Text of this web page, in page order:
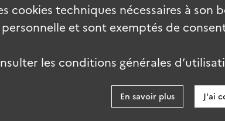
cookies techniques nécessaires à son
et sont exemptés de
les conditions générales
En savoir plus J'ai